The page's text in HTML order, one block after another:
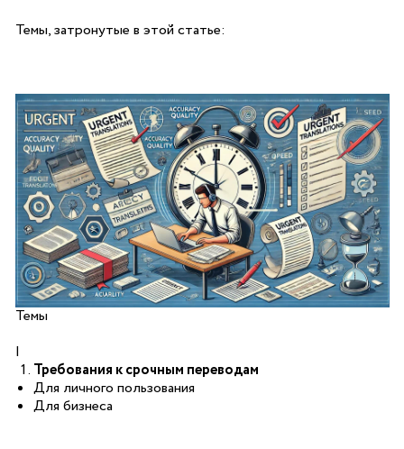
Темы, затронутые в этой статье:
Темы
|
Требования к срочным переводам
Для личного пользования
Для бизнеса